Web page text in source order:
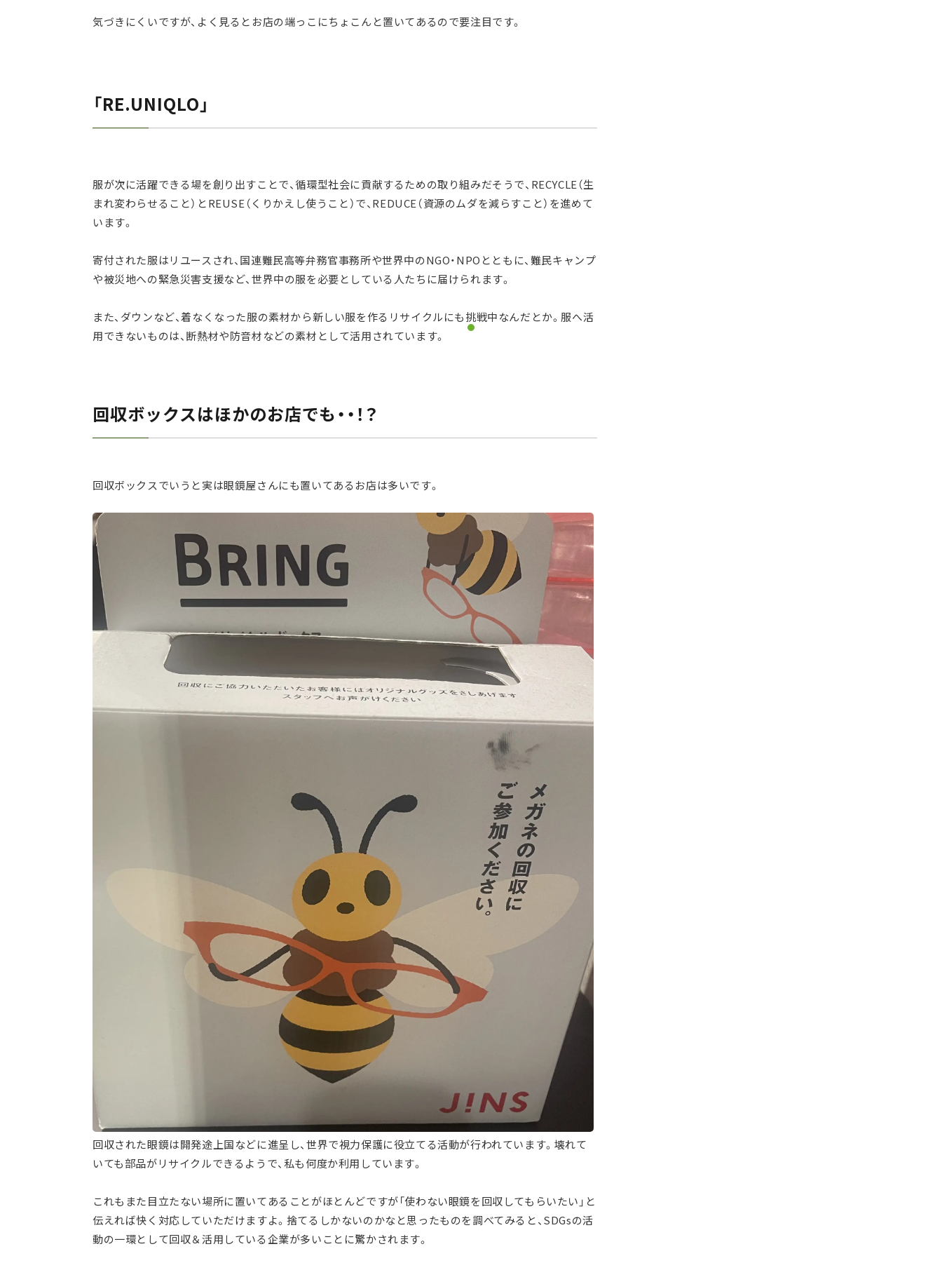
気づきにくいですが、よく見るとお店の端っこにちょこんと置いてあるので要注目です。
「RE.UNIQLO」
服が次に活躍できる場を創り出すことで、循環型社会に貢献するための取り組みだそうで、RECYCLE（生
まれ変わらせること）とREUSE（くりかえし使うこと）で、REDUCE（資源のムダを減らすこと）を進めて
います。
寄付された服はリユースされ、国連難民高等弁務官事務所や世界中のNGO・NPOとともに、難民キャンプ
や被災地への緊急災害支援など、世界中の服を必要としている人たちに届けられます。
また、ダウンなど、着なくなった服の素材から新しい服を作るリサイクルにも挑戦中なんだとか。服へ活
用できないものは、断熱材や防音材などの素材として活用されています。
回収ボックスはほかのお店でも・・！？
回収ボックスでいうと実は眼鏡屋さんにも置いてあるお店は多いです。
回収された眼鏡は開発途上国などに進呈し、世界で視力保護に役立てる活動が行われています。壊れて
いても部品がリサイクルできるようで、私も何度か利用しています。
これもまた目立たない場所に置いてあることがほとんどですが「使わない眼鏡を回収してもらいたい」と
伝えれば快く対応していただけますよ。捨てるしかないのかなと思ったものを調べてみると、SDGsの活
動の一環として回収＆活用している企業が多いことに驚かされます。